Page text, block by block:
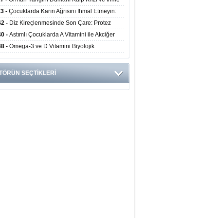
Artırıyor
- Çocuklarda Karın Ağrısını İhmal Etmeyin:
Habercisi Olabilir
- Diz Kireçlenmesinde Son Çare: Protez
İle Yaşam Kalitesi Artıyor
- Astımlı Çocuklarda A Vitamini ile Akciğer
Arasında Bağlantı Bulundu
- Omega-3 ve D Vitamini Biyolojik
Yavaşlatabilir
SEÇTİKLERİ